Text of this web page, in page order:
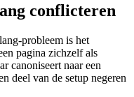
conflicteren
probleem is het
pagina zichzelf als
canoniseert naar een
deel van de setup negeren